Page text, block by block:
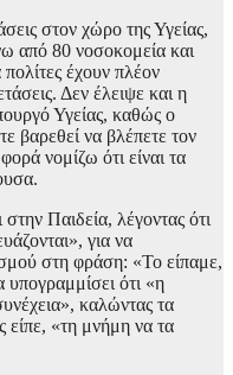
στον χώρο της Υγείας,
από 80 νοσοκομεία και
έχουν πλέον
Δεν έλειψε και η
Υγείας, καθώς ο
βαρεθεί να βλέπετε τον
νομίζω ότι είναι τα
Παιδεία, λέγοντας ότι
για να
στη φράση: «Το είπαμε,
ότι «η
καλώντας τα
«τη μνήμη να τα